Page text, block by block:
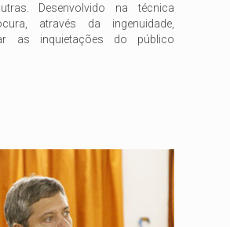
Desenvolvido na técnica
através da ingenuidade,
as inquietações do público